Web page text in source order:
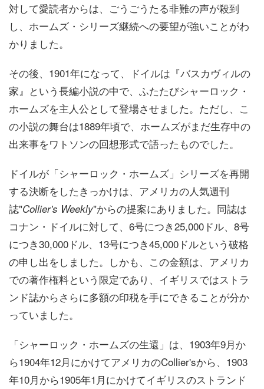
対して愛読者からは、ごうごうたる非難の声が殺到
し、ホームズ・シリーズ継続への要望が強いことがわ
かりました。
その後、1901年になって、ドイルは『バスカヴィルの
家』という長編小説の中で、ふたたびシャーロック・
ホームズを主人公として登場させました。ただし、こ
の小説の舞台は1889年頃で、ホームズがまだ生存中の
出来事をワトソンの回想形式で語ったものでした。
ドイルが「シャーロック・ホームズ」シリーズを再開
する決断をしたきっかけは、アメリカの人気週刊
誌"Collier's Weekly"からの提案にありました。同誌は
コナン・ドイルに対して、6号につき25,000ドル、8号
につき30,000ドル、13号につき45,000ドルという破格
の申し出をしました。しかも、この金額は、アメリカ
での著作権料という限定であり、イギリスではストラ
ンド誌からさらに多額の印税を手にできることが分か
っていました。
「シャーロック・ホームズの生還」は、1903年9月か
ら1904年12月にかけてアメリカのCollier'sから、1903
年10月から1905年1月にかけてイギリスのストランド